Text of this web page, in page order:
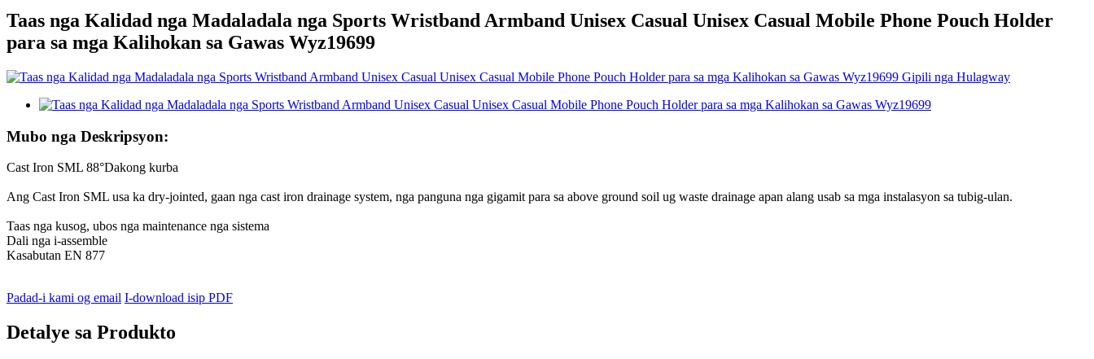
Taas nga Kalidad nga Madaladala nga Sports Wristband Armband Unisex Casual Unisex Casual Mobile Phone Pouch Holder
para sa mga Kalihokan sa Gawas Wyz19699
Mubo nga Deskripsyon:
Cast Iron SML 88°Dakong kurba
Ang Cast Iron SML usa ka dry-jointed, gaan nga cast iron drainage system, nga panguna nga gigamit para sa above ground soil ug waste drainage apan alang usab sa mga instalasyon sa tubig-ulan.
Taas nga kusog, ubos nga maintenance nga sistema
Dali nga i-assemble
Kasabutan EN 877
Padad-i kami og email I-download isip PDF
Detalye sa Produkto